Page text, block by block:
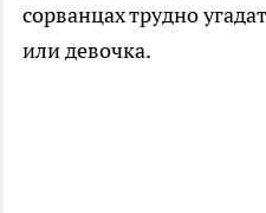
сорванцах трудно
или девочка.